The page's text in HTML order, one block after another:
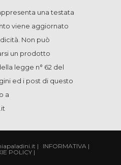
una testata
viene aggiornato
Non può
un prodotto
legge n° 62 del
ed i post di questo
a
| INFORMATIVA|
POLICY |